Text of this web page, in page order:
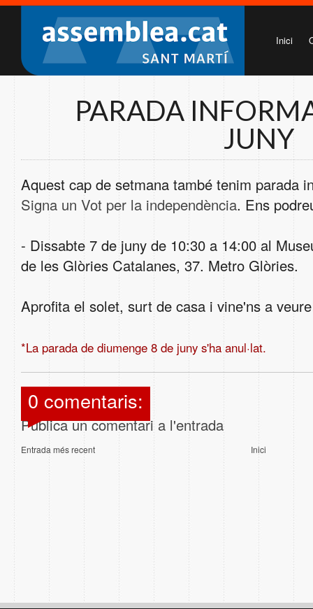
Inici
PARADA
JUNY
Aquest cap de setmana també tenim parada
Signa un Vot per la independència. Ens
- Dissabte 7 de juny de 10:30 a 14:00 al
de les Glòries Catalanes, 37. Metro Glòries.
Aprofita el solet, surt de casa i vine'ns a
*La parada de diumenge 8 de juny s'ha anul·lat.
0 comentaris:
Publica un comentari a l'entrada
Entrada més recent Inici